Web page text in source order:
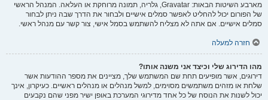
מארבע השיטות הבאות: Gravatar, גלריה, תמונה מרוחקת או העלאה. המנהל הראשי
של הפורום יכול להחליט לאפשר סמלים אישיים ולבחור את הדרך שבה ניתן לבחור
סמלים אישיים. אם אתה לא מצליח להשתמש בסמל אישי, צור קשר עם מנהל ראשי.
חזרה למעלה
מהו הדירוג שלי וכיצד אני משנה אותו?
דירוגים, אשר מופיעים תחת שם המשתמש שלך, מציינים את מספר ההודעות אשר
שלחת או מזהים משתמשים מסוימים, למשל מנהלים או מנהלים ראשיים. כעיקרון, אינך
יכול לשנות את הנוסח של כל אחד מדירוגי המערכת באופן ישיר מפני שהם נקבעים